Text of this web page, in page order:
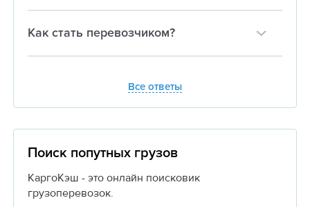
Как стать перевозчиком?
Все ответы
Поиск попутных грузов
КаргоКэш - это онлайн поисковик
грузоперевозок.